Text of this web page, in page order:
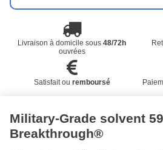
Livraison à domicile sous48/72h
ouvrées
Satisfait ou remboursé
Military-Grade solvent
Breakthrough®